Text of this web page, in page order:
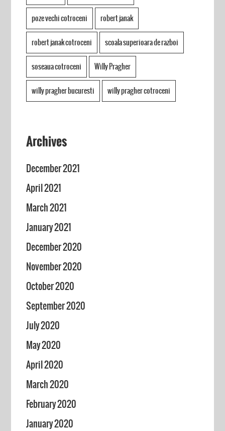
poze vechi cotroceni robert janak
robert janak cotroceni scoala superioara de razboi
soseaua cotroceni Willy Pragher
willy pragher bucuresti willy pragher cotroceni
Archives
December 2021
April 2021
March 2021
January 2021
December 2020
November 2020
October 2020
September 2020
July 2020
May 2020
April 2020
March 2020
February 2020
January 2020